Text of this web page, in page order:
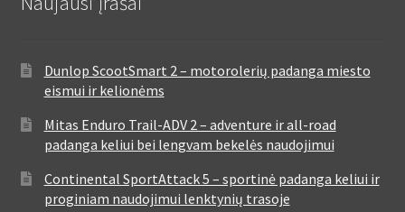
Dunlop ScootSmart 2 – motorolerių padanga miesto
eismui ir kelionėms
Mitas Enduro Trail-ADV 2 – adventure ir all-road
padanga keliui bei lengvam bekelės naudojimui
Continental SportAttack 5 – sportinė padanga keliui ir
proginiam naudojimui lenktynių trasoje